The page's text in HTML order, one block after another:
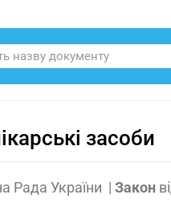
засоби
Рада України | Закон